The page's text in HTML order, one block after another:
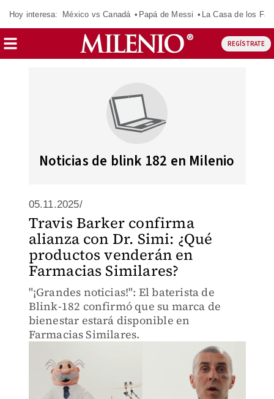
Hoy interesa: México vs Canadá Papá de Messi La Casa de los
REGÍSTRATE
Noticias de blink 182 en Milenio
05.11.2025/
Travis Barker confirma
alianza con Dr. Simi: ¿Qué
productos venderán en
Farmacias Similares?
"¡Grandes noticias!": El baterista de
Blink-182 confirmó que su marca de
bienestar estará disponible en
Farmacias Similares.